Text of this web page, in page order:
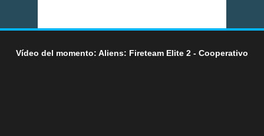
Vídeo del momento: Aliens: Fireteam Elite 2 - Cooperativo